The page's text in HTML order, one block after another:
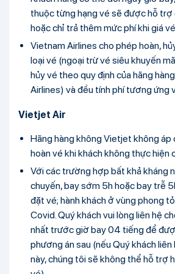
thuộc từng hạng vé sẽ được hỗ trợ
hoặc chỉ trả thêm mức phí khi giá
Vietnam Airlines cho phép hoàn,
loại vé (ngoại trừ vé siêu khuyến
hủy vé theo quy định của hãng
Airlines) và đều tính phí tương ứng
Vietjet Air
Hãng hàng không Vietjet không áp
hoàn vé khi khách không thực hiện
Với các trường hợp bất khả kháng
chuyến, bay sớm 5h hoặc bay trễ
đặt vé; hành khách ở vùng phong
Covid. Quý khách vui lòng liên hệ
nhất trước giờ bay 04 tiếng để
phương án sau (nếu Quý khách
này, chúng tôi sẽ không thể hỗ trợ